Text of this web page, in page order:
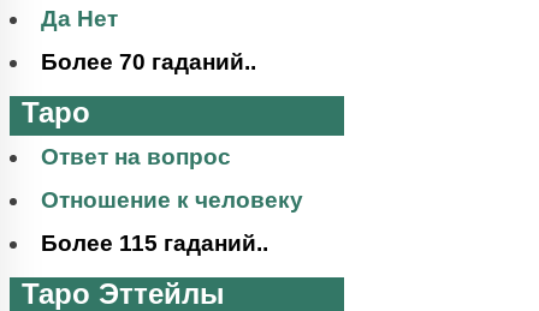
Да Нет
Более 70 гаданий..
Таро
Ответ на вопрос
Отношение к человеку
Более 115 гаданий..
Таро Эттейлы